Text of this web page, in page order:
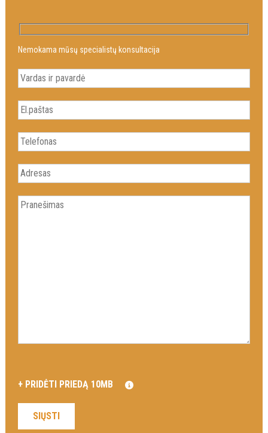
Nemokama mūsų specialistų konsultacija